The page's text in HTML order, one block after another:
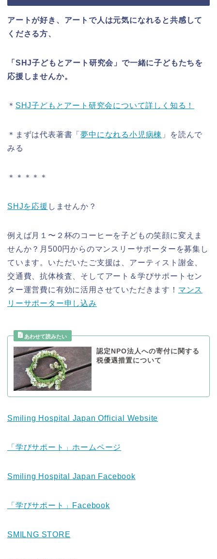
アートが好き、アートで人は元気になれると共感して
くださる方、
「SHJ子どもとアート研究会」で一緒に子どもたちを
応援しませんか。
＊ SHJ子どもとアート研究会について詳しく知る！
＊まずは代表著書「夢中になれる小児病棟 」を読んで
みる
＊＊＊＊＊
SHJを応援 しませんか？
例えば月１〜２杯のコーヒーを子どもの笑顔に変えま
せんか？月500円からのマンスリーサポーターを募集し
ています。いただいたご支援は、アーティスト謝金、
交通費、抗体検査、そしてアート＆学びサポートセン
ター運営費に有効に活用させていただきます！ マンス
リーサポーター申し込み
認定NPO法人への寄付に関する
税優遇措置について
Smiling Hospital Japan Official Website
「学びサポート」ホームページ
Smiling Hospital Japan Facebook
「学びサポート」Facebook
SMILNG STORE